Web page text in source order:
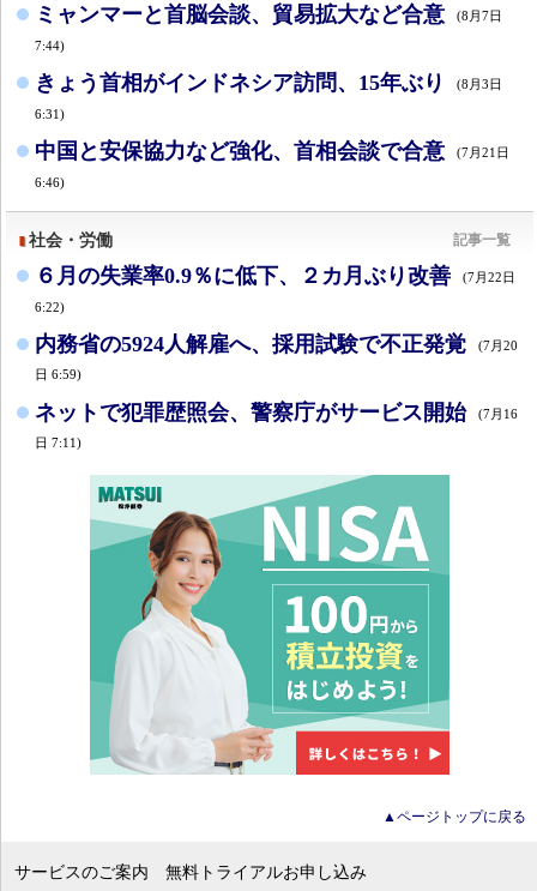
ミャンマーと首脳会談、貿易拡大など合意 (8月7日
7:44)
きょう首相がインドネシア訪問、15年ぶり (8月3日
6:31)
中国と安保協力など強化、首相会談で合意 (7月21日
6:46)
社会・労働 記事一覧
６月の失業率0.9％に低下、２カ月ぶり改善 (7月22日
6:22)
内務省の5924人解雇へ、採用試験で不正発覚
(7月20
日 6:59)
ネットで犯罪歴照会、警察庁がサービス開始
(7月16
日 7:11)
▲ページトップに戻る
サービスのご案内 無料トライアルお申し込み